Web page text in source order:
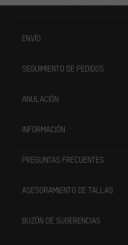
ENVÍO
SEGUIMIENTO DE PEDIDOS
ANULACIÓN
INFORMACIÓN
PREGUNTAS FRECUENTES
ASESORAMIENTO DE TALLAS
BUZÓN DE SUGERENCIAS